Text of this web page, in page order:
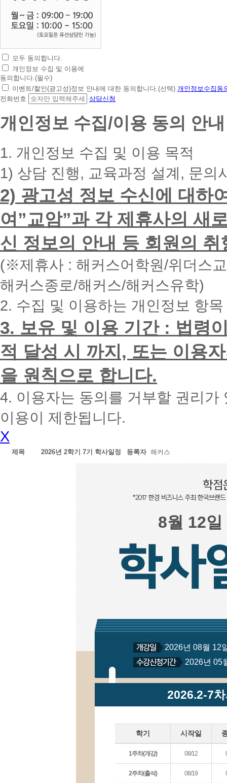
초
간
편
상
담
청
대
폰
입
력
시
면
빠
른
간
내
에
화
드
리
겠
습
니
다.
모두 동의합니다.
개인정보 수집 및 이용에
동의합니다.(필수)
이벤트/할인(광고성)정보 안내에 대한 동의합니다.(선택) 개인정보수집동
전화번호
상담신청
개인정보 수집/이용 동의 안내
1. 개인정보 수집 및 이용 목적
1) 상담 진행, 교육과정 설계, 문의
2) 광고성 정보 수신에 대하
여”교암”과 각 제휴사의 새
신 정보의 안내 등 회원의
(※제휴사 : 해커스어학원/위더스
해커스종로/해커스/해커스유학)
2. 수집 및 이용하는 개인정보 항
3. 보유 및 이용 기간 : 법령
적 달성 시 까지, 또는 이용
을 원칙으로 합니다.
4. 이용자는 동의를 거부할 권리
이용이 제한됩니다.
X
제목 2026년 2학기 7기 학사일정 등록자 해커스